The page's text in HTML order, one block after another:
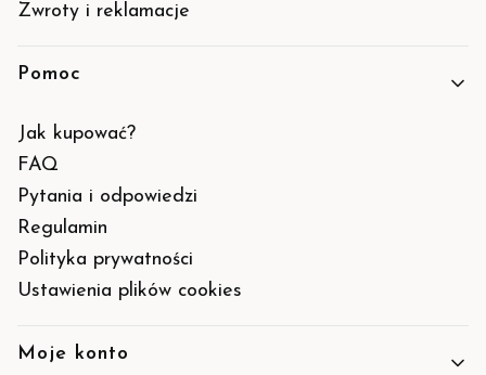
Zwroty i reklamacje
Pomoc
Jak kupować?
FAQ
Pytania i odpowiedzi
Regulamin
Polityka prywatności
Ustawienia plików cookies
Moje konto